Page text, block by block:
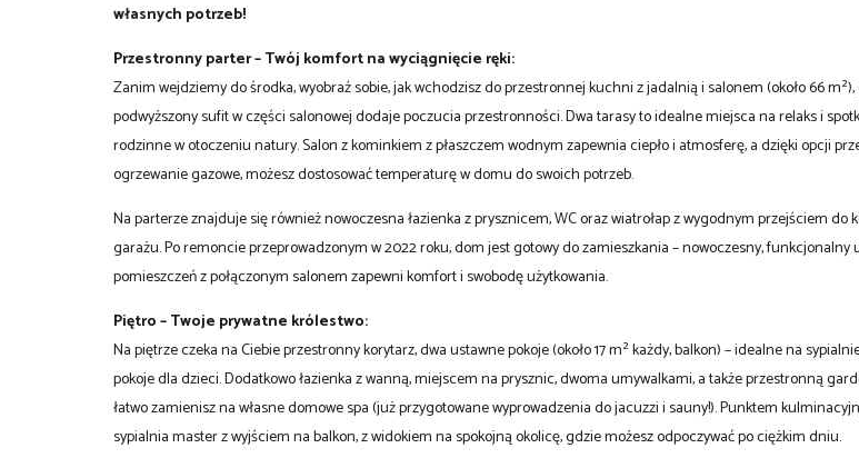
własnych potrzeb!
Przestronny parter – Twój komfort na wyciągnięcie ręki:
Zanim wejdziemy do środka, wyobraź sobie, jak wchodzisz do przestronnej kuchni z jadalnią i salonem (około 66
podwyższony sufit w części salonowej dodaje poczucia przestronności. Dwa tarasy to idealne miejsca na relaks i
rodzinne w otoczeniu natury. Salon z kominkiem z płaszczem wodnym zapewnia ciepło i atmosferę, a dzięki opcji
ogrzewanie gazowe, możesz dostosować temperaturę w domu do swoich potrzeb.
Na parterze znajduje się również nowoczesna łazienka z prysznicem, WC oraz wiatrołap z wygodnym przejściem do
garażu. Po remoncie przeprowadzonym w 2022 roku, dom jest gotowy do zamieszkania – nowoczesny, funkcjonalny
pomieszczeń z połączonym salonem zapewni komfort i swobodę użytkowania.
Piętro – Twoje prywatne królestwo:
Na piętrze czeka na Ciebie przestronny korytarz, dwa ustawne pokoje (około 17 m² każdy, balkon) – idealne na
pokoje dla dzieci. Dodatkowo łazienka z wanną, miejscem na prysznic, dwoma umywalkami, a także przestronną
łatwo zamienisz na własne domowe spa (już przygotowane wyprowadzenia do jacuzzi i sauny!). Punktem
sypialnia master z wyjściem na balkon, z widokiem na spokojną okolicę, gdzie możesz odpoczywać po ciężkim dniu.